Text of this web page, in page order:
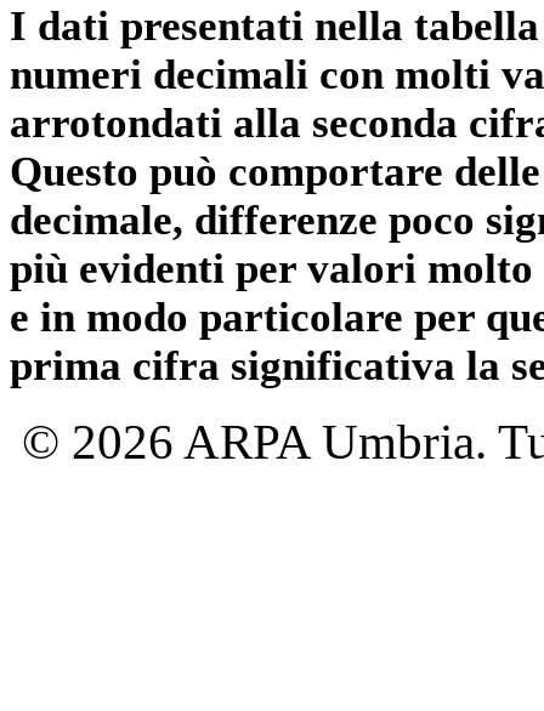
I dati presentati nella
numeri decimali con molti
arrotondati alla seconda
Questo può comportare
decimale, differenze poco
più evidenti per valori
e in modo particolare per
prima cifra significativa la
© 2026 ARPA Umbria.